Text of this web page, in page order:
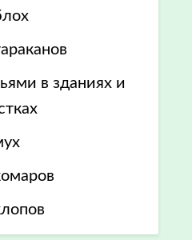
в зданиях и